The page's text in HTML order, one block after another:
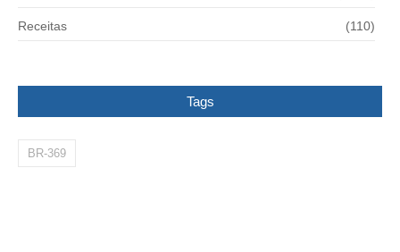
Receitas (110)
Tags
BR-369